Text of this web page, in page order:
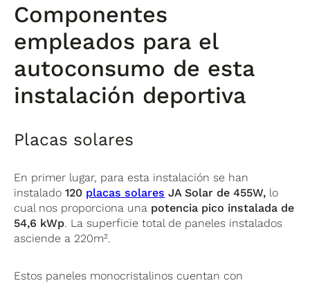
Componentes
empleados para el
autoconsumo de esta
instalación deportiva
Placas solares
En primer lugar, para esta instalación se han
instalado120 placas solares JA Solar de 455W, lo
cual nos proporciona una potencia pico instalada de
54,6 kWp. La superficie total de paneles instalados
asciende a 220m².
Estos paneles monocristalinos cuentan con